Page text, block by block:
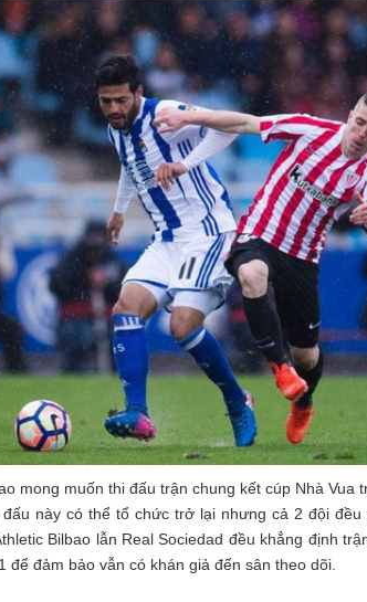
mong muốn thi đấu trận chung kết cúp Nhà Vua
này có thể tổ chức trở lại nhưng cả 2 đội
Bilbao lẫn Real Sociedad đều khẳng định
để đảm bảo vẫn có khán giả đến sân theo dõi.